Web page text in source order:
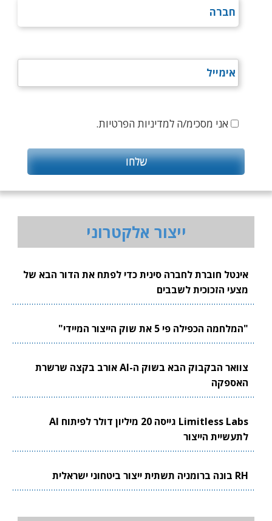
אני מסכימ/ה למדיניות הפרטיות.
ייצור אלקטרוני
אינטל חוברת לחברה סינית כדי לפתח את הדור הבא של
מצעי הזכוכית לשבבים
"המלחמה הכפילה פי 5 את שוק הייצור המיידי"
צוואר הבקבוק הבא בשוק ה-AI אורב בקצה שרשרת
האספקה
Limitless Labs גייסה 20 מיליון דולר לפיתוח AI
לתעשיית הייצור
RH בונה ברומניה תשתית ייצור ביטחוני ישראלית